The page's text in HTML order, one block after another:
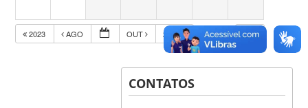
2023 AGO OUT 2025
CONTATOS